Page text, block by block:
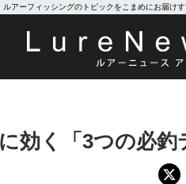
ルアーフィッシングのトピックをこまめにお届け
効く「3つの必釣